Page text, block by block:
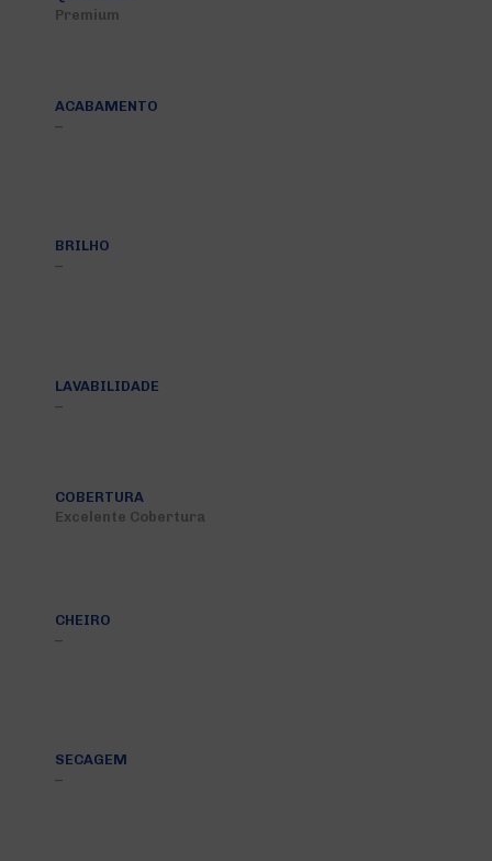
Premium
ACABAMENTO
–
BRILHO
–
LAVABILIDADE
–
COBERTURA
Excelente Cobertura
CHEIRO
–
SECAGEM
–